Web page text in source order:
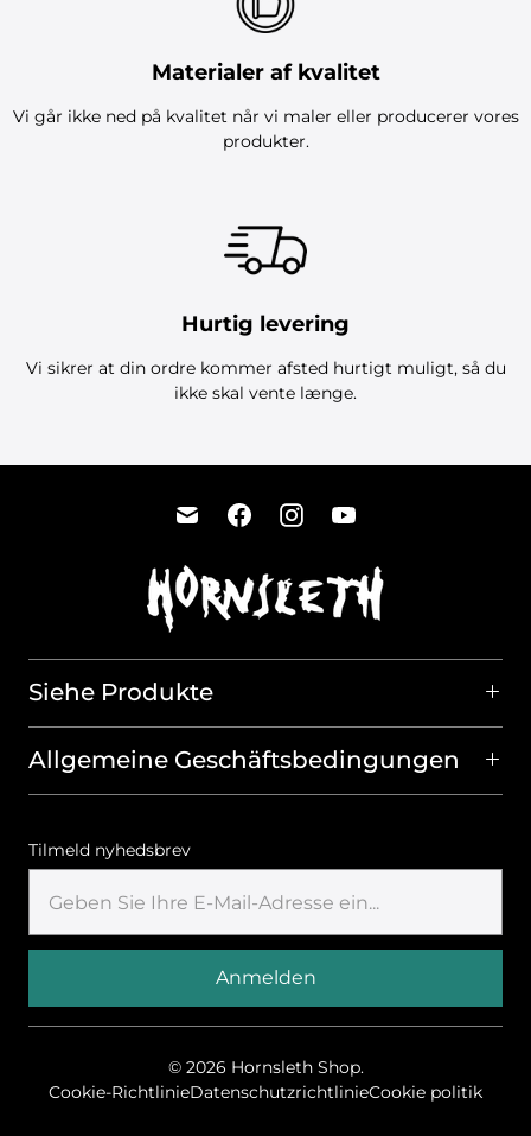
Materialer af kvalitet
Vi går ikke ned på kvalitet når vi maler eller producerer vores
produkter.
Hurtig levering
Vi sikrer at din ordre kommer afsted hurtigt muligt, så du
ikke skal vente længe.
Siehe Produkte
Allgemeine Geschäftsbedingungen
Tilmeld nyhedsbrev
© 2026 Hornsleth Shop.
Cookie-RichtlinieDatenschutzrichtlinieCookie politik